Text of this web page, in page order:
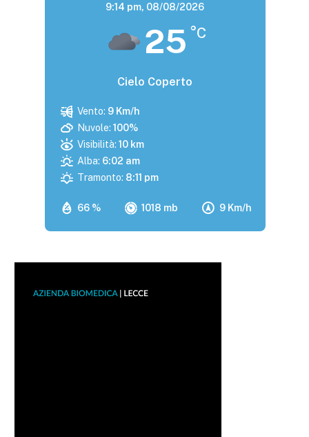
9:14 pm, 08/08/2026
25 °C
Cielo Coperto
66 % 1018 mb 9 Km/h
Vento: 9 Km/h
Nuvole: 100%
Visibilità: 10 km
Alba: 6:02 am
Tramonto: 8:11 pm